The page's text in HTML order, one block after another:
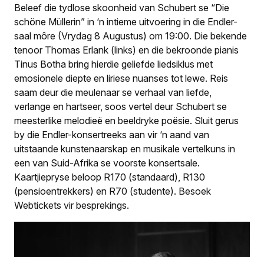
kunstenaarskap en musikale vertelkuns in een van Suid-
Afrika se voorste konsertsale. Kaartjiepryse beloop R170
(standaard), R130 (pensioentrekkers) en R70 (studente).
Besoek Webtickets vir besprekings.
Beleef die tydlose skoonheid van Schubert se “Die
schöne Müllerin” in ‘n intieme uitvoering in die Endler-
saal môre (Vrydag 8 Augustus) om 19:00. Die bekende
tenoor Thomas Erlank (links) en die bekroonde pianis
Tinus Botha bring hierdie geliefde liedsiklus met
emosionele diepte en liriese nuanses tot lewe. Reis
saam deur die meulenaar se verhaal van liefde,
verlange en hartseer, soos vertel deur Schubert se
meesterlike melodieë en beeldryke poësie. Sluit gerus
by die Endler-konsertreeks aan vir ‘n aand van
uitstaande kunstenaarskap en musikale vertelkuns in
een van Suid-Afrika se voorste konsertsale.
Kaartjiepryse beloop R170 (standaard), R130
(pensioentrekkers) en R70 (studente). Besoek
Webtickets vir besprekings.